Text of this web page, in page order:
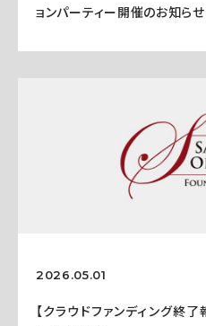
ョンパーティー開催のお知らせ
2026.05.01
【クラウドファンディング終